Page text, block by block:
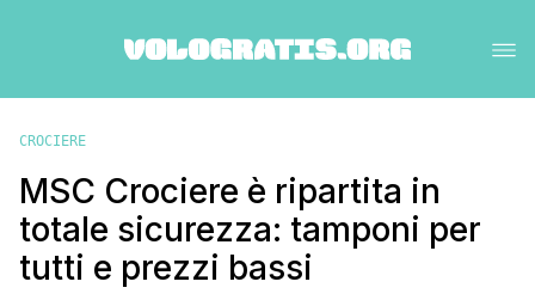
CROCIERE
MSC Crociere è ripartita in
totale sicurezza: tamponi per
tutti e prezzi bassi